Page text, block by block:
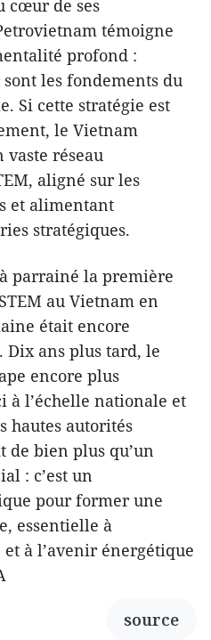
cœur de ses
témoigne
profond :
les fondements du
Si cette stratégie est
le Vietnam
réseau
aligné sur les
et alimentant
stratégiques.
parrainé la première
au Vietnam en
était encore
Dix ans plus tard, le
encore plus
à l’échelle nationale et
hautes autorités
de bien plus qu’un
: c’est un
pour former une
essentielle à
à l’avenir énergétique
source